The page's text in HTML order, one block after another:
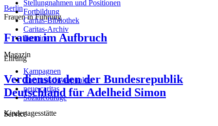
Berlin
Frauen in Führung
Frauen im Aufbruch
Ehrung
Verdienstorden der Bundesrepublik
Deutschland für Adelheid Simon
Kindertagesstätte
Stellungnahmen und Positionen
Fortbildung
Caritas-Bibliothek
Caritas-Archiv
Termine
Magazin
Kampagnen
Themenschwerpunkte
neue caritas
Sozialcourage
Service